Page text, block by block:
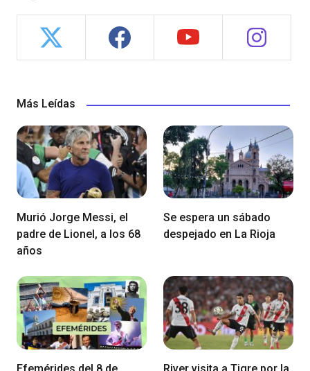
Más Leídas
Murió Jorge Messi, el
padre de Lionel, a los 68
años
Se espera un sábado
despejado en La Rioja
Efemérides del 8 de
River visita a Tigre por la